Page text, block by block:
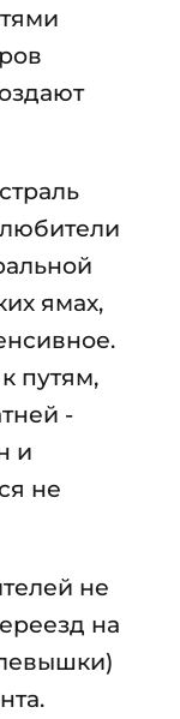
ямах,
путям,
-
и
не
не
на